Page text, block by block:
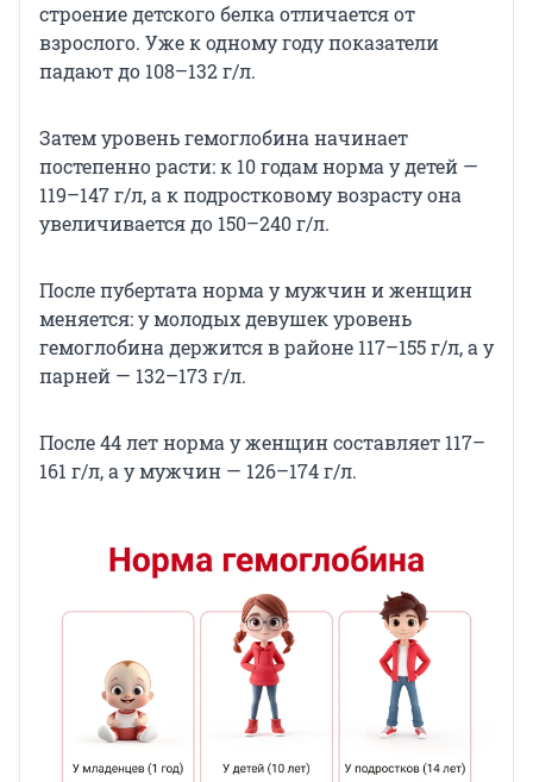
строение детского белка отличается от
взрослого. Уже к одному году показатели
падают до 108–132 г/л.
Затем уровень гемоглобина начинает
постепенно расти: к 10 годам норма у детей —
119–147 г/л, а к подростковому возрасту она
увеличивается до 150–240 г/л.
После пубертата норма у мужчин и женщин
меняется: у молодых девушек уровень
гемоглобина держится в районе 117–155 г/л, а у
парней — 132–173 г/л.
После 44 лет норма у женщин составляет 117–
161 г/л, а у мужчин — 126–174 г/л.